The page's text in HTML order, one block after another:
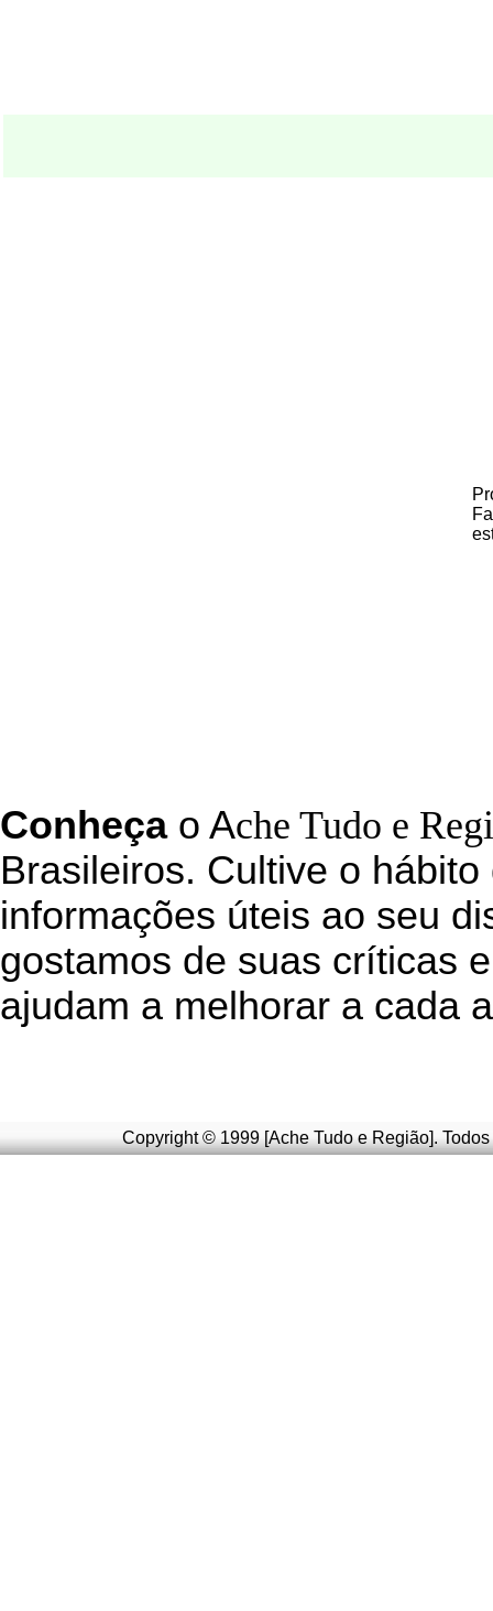
Conheçao Ache Tudo e
Brasileiros. Cultive o
informações úteis ao seu
gostamos de suas críticas
ajudam a melhorar a cada
Copyright © 1999 [Ache Tudo e Região].